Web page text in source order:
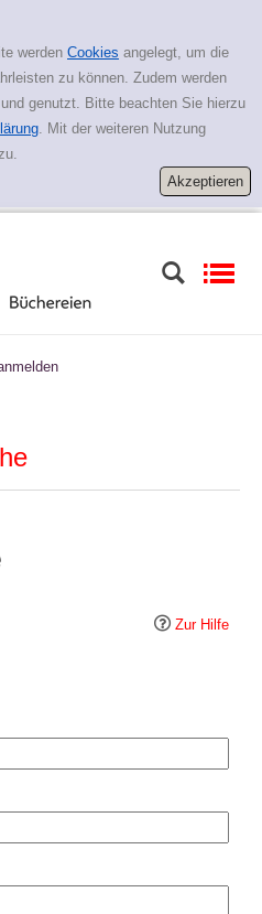
werden Cookies angelegt, um die
zu können. Zudem werden
genutzt. Bitte beachten Sie hierzu
. Mit der weiteren Nutzung
Zur Hilfe